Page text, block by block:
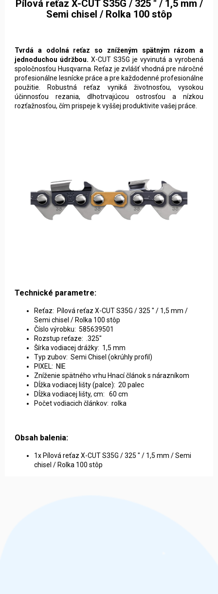
Pílová reťaz X-CUT S35G / 325 " / 1,5 mm /
Semi chisel / Rolka 100 stôp
Tvrdá a odolná reťaz so zníženým spätným rázom a
jednoduchou údržbou. X-CUT S35G je vyvinutá a vyrobená
spoločnosťou Husqvarna. Reťaz je zvlášť vhodná pre náročné
profesionálne lesnícke práce a pre každodenné profesionálne
použitie. Robustná reťaz vyniká životnosťou, vysokou
účinnosťou rezania, dlhotrvajúcou ostrosťou a nízkou
rozťažnosťou, čím prispeje k vyššej produktivite vašej práce.
Technické parametre:
Reťaz: Pílová reťaz X-CUT S35G / 325 " / 1,5 mm /
Semi chisel / Rolka 100 stôp
Číslo výrobku: 585639501
Rozstup reťaze: .325"
Šírka vodiacej drážky: 1,5 mm
Typ zubov: Semi Chisel (okrúhly profil)
PIXEL: NIE
Zníženie spätného vrhu Hnací článok s nárazníkom
Dĺžka vodiacej lišty (palce): 20 palec
Dĺžka vodiacej lišty, cm: 60 cm
Počet vodiacich článkov: rolka
Obsah balenia:
1x Pílová reťaz X-CUT S35G / 325 " / 1,5 mm / Semi
chisel / Rolka 100 stôp